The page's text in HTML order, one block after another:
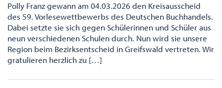
Polly Franz gewann am 04.03.2026 den Kreisausscheid
des 59. Vorlesewettbewerbs des Deutschen Buchhandels.
Dabei setzte sie sich gegen Schülerinnen und Schüler aus
neun verschiedenen Schulen durch. Nun wird sie unsere
Region beim Bezirksentscheid in Greifswald vertreten. Wir
gratulieren herzlich zu […]